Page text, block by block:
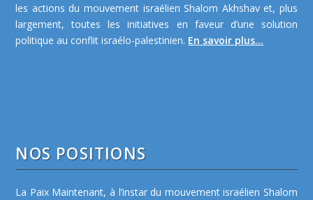
les actions du mouvement israélien Shalom Akhshav et, plus
largement, toutes les initiatives en faveur d’une solution
politique au conflit israélo-palestinien. En savoir plus...
NOS POSITIONS
La Paix Maintenant, à l’instar du mouvement israélien Shalom